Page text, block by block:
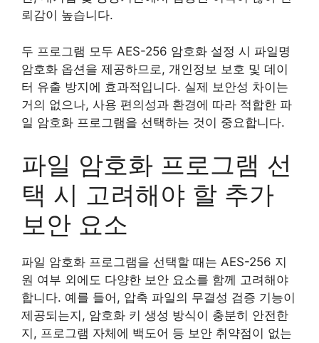
뢰감이 높습니다.
두 프로그램 모두 AES-256 암호화 설정 시 파일명
암호화 옵션을 제공하므로, 개인정보 보호 및 데이
터 유출 방지에 효과적입니다. 실제 보안성 차이는
거의 없으나, 사용 편의성과 환경에 따라 적합한 파
일 암호화 프로그램을 선택하는 것이 중요합니다.
파일 암호화 프로그램 선
택 시 고려해야 할 추가
보안 요소
파일 암호화 프로그램을 선택할 때는 AES-256 지
원 여부 외에도 다양한 보안 요소를 함께 고려해야
합니다. 예를 들어, 압축 파일의 무결성 검증 기능이
제공되는지, 암호화 키 생성 방식이 충분히 안전한
지, 프로그램 자체에 백도어 등 보안 취약점이 없는